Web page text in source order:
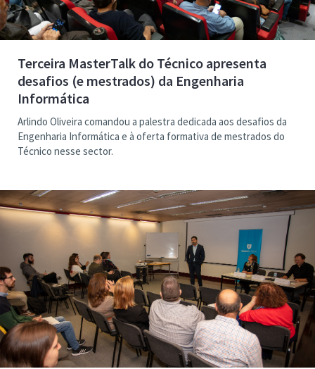
Terceira MasterTalk do Técnico apresenta
desafios (e mestrados) da Engenharia
Informática
Arlindo Oliveira comandou a palestra dedicada aos desafios da
Engenharia Informática e à oferta formativa de mestrados do
Técnico nesse sector.